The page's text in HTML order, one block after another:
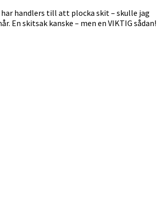
har handlers till att plocka skit – skulle jag
En skitsak kanske – men en VIKTIG sådan!